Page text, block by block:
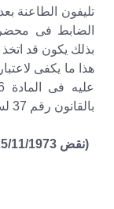
تليفون الطاعنة
الضابط فى
بذلك يكون قد اتخذ
هذا ما يكفى
بالقانون رقم 37 لسنة 1972 .
(نقض 25/11/1973 – أحكام النقض – س24 ق24 ص1053) .